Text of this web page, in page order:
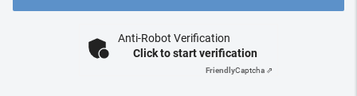
Anti-Robot Verification
Click to start verification
FriendlyCaptcha ⇗